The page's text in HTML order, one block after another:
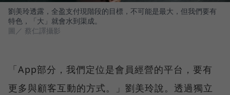
劉美玲透露，全盈支付現階段的目標，不可能是最大，但我們要有
特色，「大」就會水到渠成。
圖／ 蔡仁譯攝影
「App部分，我們定位是會員經營的平台，要有
更多與顧客互動的方式。」劉美玲說。透過獨立